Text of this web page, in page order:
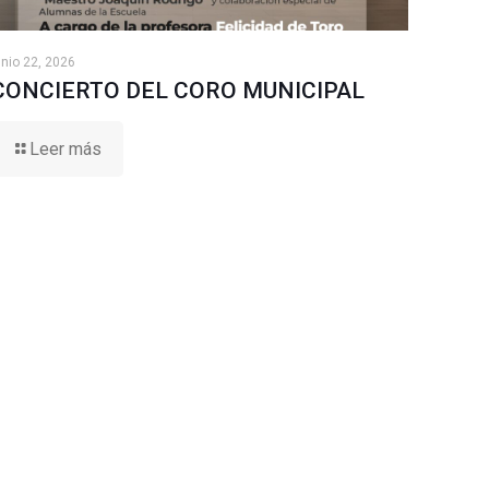
22, 2026
DEL CORO MUNICIPAL
Leer más